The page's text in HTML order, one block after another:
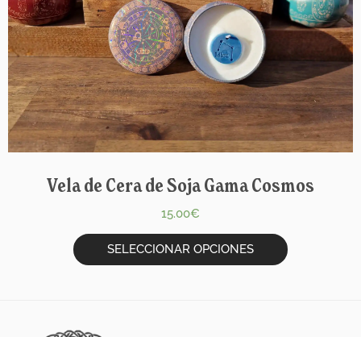
Vela de Cera de Soja Gama Cosmos
15.00€
SELECCIONAR OPCIONES
pueden
elegir
la
página
de
producto